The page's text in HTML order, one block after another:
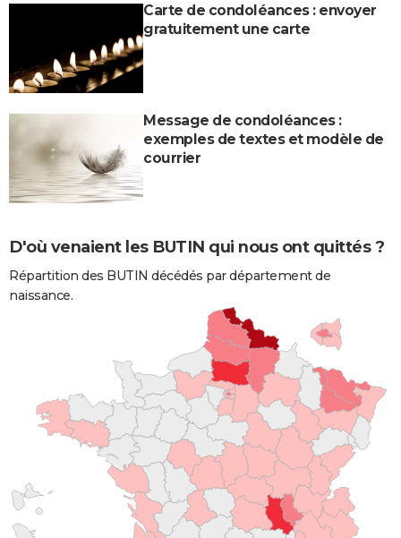
Carte de condoléances : envoyer
gratuitement une carte
Message de condoléances :
exemples de textes et modèle de
courrier
D'où venaient les BUTIN qui nous ont quittés ?
Répartition des BUTIN décédés par département de
naissance.